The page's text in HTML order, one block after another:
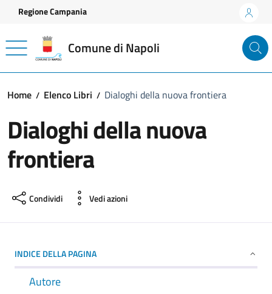
Vai ai contenuti
Vai al footer
Regione Campania
Comune di Napoli
Home Elenco Libri Dialoghi della nuova frontiera
Dialoghi della nuova
frontiera
Condividi Vedi azioni
INDICE DELLA PAGINA
Autore